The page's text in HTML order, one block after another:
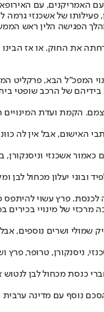
עם האמריקנים, עם
של אשכנזי גרמה
הפגישה הלין ראש
את החוק. או אז
המפכ"ל הבא, פרקליט
של הרכב שופטי
הקמת ועדת
האישום, אבל אין לה
כאמור אשכנזי
יעלון מכחול לבן
פרץ עשוי להיתפס
של מינויי בכירים
שמולי ושרים נוספים,
ניסנקורן, טרופר, פרץ
כנסת מכחול לבן
נוסף עם מדינה